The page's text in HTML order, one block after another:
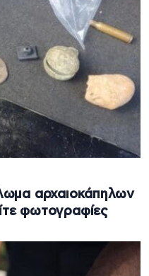
αρχαιοκάπηλων
φωτογραφίες